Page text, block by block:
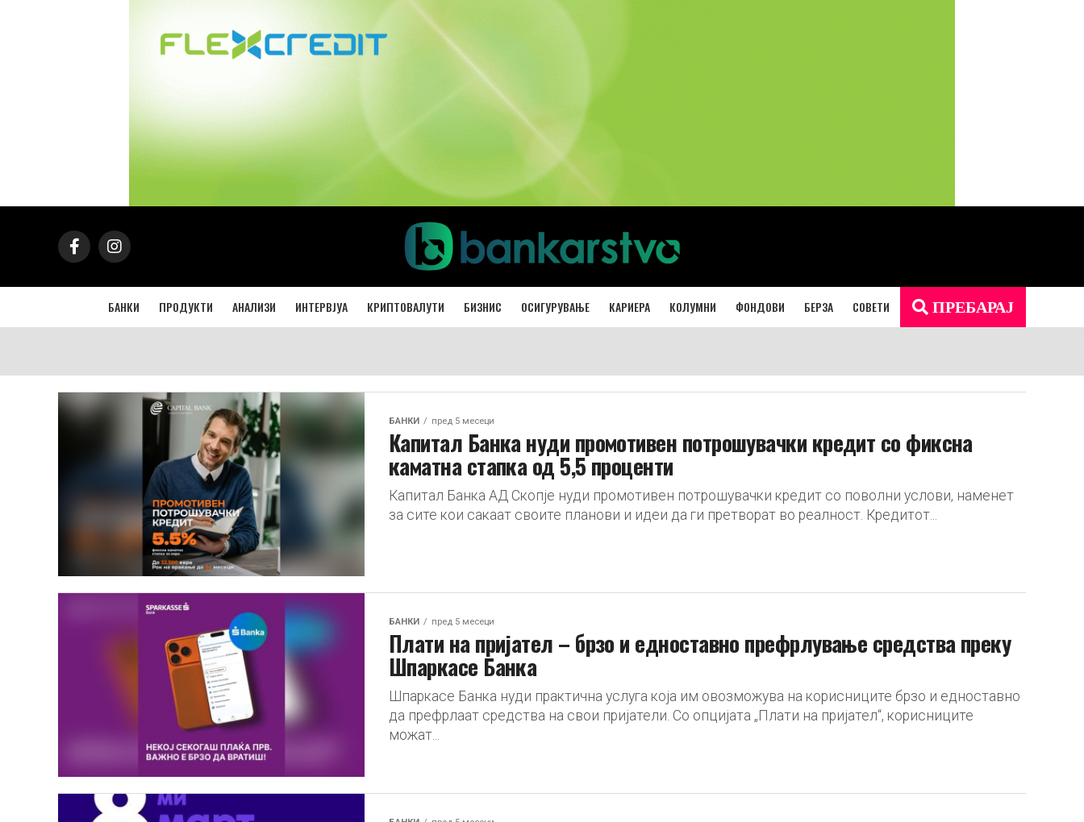
БАНКИ ПРОДУКТИ АНАЛИЗИ ИНТЕРВЈУА КРИПТОВАЛУТИ БИЗНИС ОСИГУРУВАЊЕ КАРИЕРА КОЛУМНИ ФОНДОВИ БЕРЗА СОВЕТИ ПРЕБАРАЈ
БАНКИ пред 5 месеци
Капитал Банка нуди промотивен потрошувачки кредит со фиксна
каматна стапка од 5,5 проценти
Капитал Банка АД Скопје нуди промотивен потрошувачки кредит со поволни услови, наменет
за сите кои сакаат своите планови и идеи да ги претворат во реалност. Кредитот...
БАНКИ пред 5 месеци
Плати на пријател – брзо и едноставно префрлување средства преку
Шпаркасе Банка
Шпаркасе Банка нуди практична услуга која им овозможува на корисниците брзо и едноставно
да префрлаат средства на свои пријатели. Со опцијата „Плати на пријател“, корисниците
можат...